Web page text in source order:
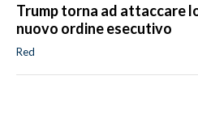
Trump torna ad attaccare
nuovo ordine esecutivo
Red